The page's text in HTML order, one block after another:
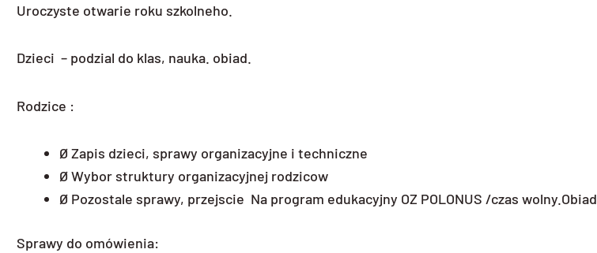
Uroczyste otwarie roku szkolneho.
Dzieci – podzial do klas, nauka. obiad.
Rodzice :
Ø Zapis dzieci, sprawy organizacyjne i techniczne
Ø Wybor struktury organizacyjnej rodzicow
Ø Pozostale sprawy, przejscie Na program edukacyjny OZ POLONUS /czas wolny.Obiad
Sprawy do omówienia: